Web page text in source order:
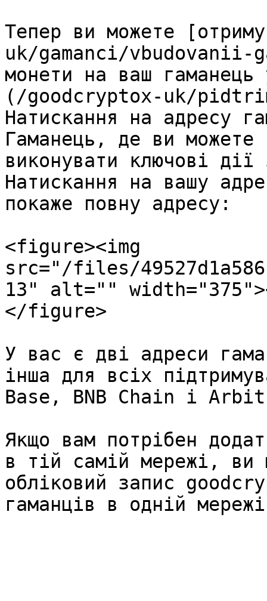
Тепер ви можете
uk/gamanci/vbudovanii-
монети на ваш
(/goodcryptox-uk/
Натискання на адресу
Гаманець, де ви можете
виконувати ключові
Натискання на вашу
покаже повну адресу:
<figure><img
src="/files/
13" alt=""
</figure>
У вас є дві адреси
інша для всіх
Base, BNB Chain і
Якщо вам потрібен
в тій самій мережі, ви
обліковий запис